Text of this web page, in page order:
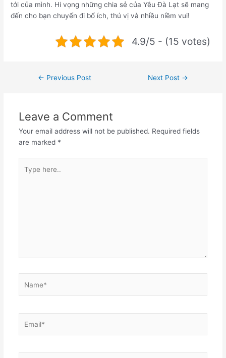
tới của mình. Hi vọng những chia sẻ của Yêu Đà Lạt sẽ mang
đến cho bạn chuyến đi bổ ích, thú vị và nhiều niềm vui!
4.9/5 - (15 votes)
Post← Previous Post Next Post →
Leave a Comment
Your email address will not be published. Required fields
are marked *
here..